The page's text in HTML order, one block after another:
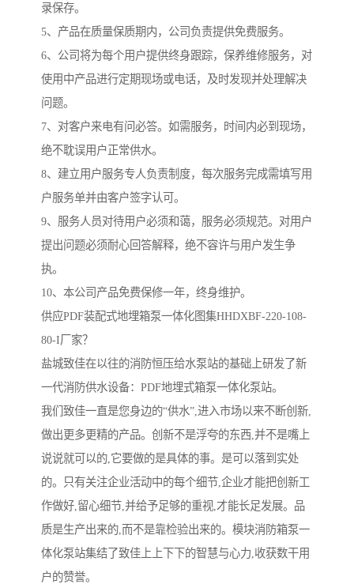
录保存。
5、产品在质量保质期内，公司负责提供免费服务。
6、公司将为每个用户提供终身跟踪，保养维修服务，对
使用中产品进行定期现场或电话，及时发现并处理解决
问题。
7、对客户来电有问必答。如需服务，时间内必到现场，
绝不耽误用户正常供水。
8、建立用户服务专人负责制度，每次服务完成需填写用
户服务单并由客户签字认可。
9、服务人员对待用户必须和蔼，服务必须规范。对用户
提出问题必须耐心回答解释，绝不容许与用户发生争
执。
10、本公司产品免费保修一年，终身维护。
供应PDF装配式地埋箱泵一体化图集HHDXBF-220-108-
80-I厂家？
盐城致佳在以往的消防恒压给水泵站的基础上研发了新
一代消防供水设备：PDF地埋式箱泵一体化泵站。
我们致佳一直是您身边的“供水”,进入市场以来不断创新,
做出更多更精的产品。创新不是浮夸的东西,并不是嘴上
说说就可以的,它要做的是具体的事。是可以落到实处
的。只有关注企业活动中的每个细节,企业才能把创新工
作做好,留心细节,并给予足够的重视,才能长足发展。品
质是生产出来的,而不是靠检验出来的。模块消防箱泵一
体化泵站集结了致佳上上下下的智慧与心力,收获数干用
户的赞誉。